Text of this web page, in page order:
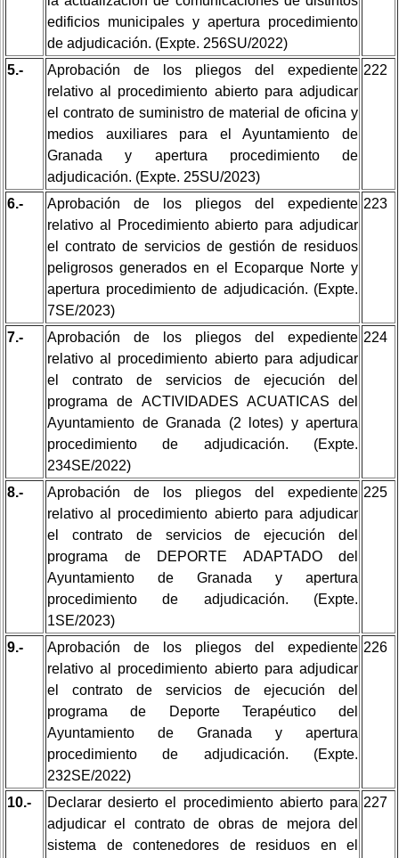
edificios municipales y apertura procedimiento
de adjudicación. (Expte. 256SU/2022)
5.-
Aprobación de los pliegos del expediente
relativo al procedimiento abierto para adjudicar
el contrato de suministro de material de oficina y
medios auxiliares para el Ayuntamiento de
Granada
y apertura procedimiento de
adjudicación. (Expte. 25SU/2023)
222
6.-
Aprobación de los pliegos del expediente
relativo al Procedimiento abierto para adjudicar
el contrato de servicios de gestión de residuos
peligrosos generados en el Ecoparque Norte y
apertura procedimiento de adjudicación. (Expte.
7SE/2023)
223
7.-
Aprobación de los pliegos del expediente
relativo al procedimiento abierto para adjudicar
el contrato de servicios de ejecución del
programa de ACTIVIDADES ACUATICAS del
Ayuntamiento de Granada (2 lotes) y apertura
procedimiento de adjudicación. (Expte.
234SE/2022)
224
8.-
Aprobación de los pliegos del expediente
relativo al procedimiento abierto para adjudicar
el contrato de servicios de ejecución del
programa de DEPORTE ADAPTADO del
Ayuntamiento de Granada y apertura
procedimiento de adjudicación. (Expte.
1SE/2023)
225
9.-
Aprobación de los pliegos del expediente
relativo al procedimiento abierto para adjudicar
el contrato de servicios de ejecución del
programa de Deporte Terapéutico del
Ayuntamiento de Granada y apertura
procedimiento de adjudicación. (Expte.
232SE/2022)
226
10.-
Declarar desierto el procedimiento abierto para
adjudicar el contrato de obras de mejora del
sistema de contenedores de residuos en el
227